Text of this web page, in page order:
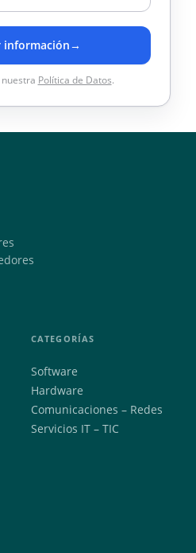
información→
Política de Datos.
CATEGORÍAS
Software
Hardware
Comunicaciones – Redes
Servicios IT – TIC